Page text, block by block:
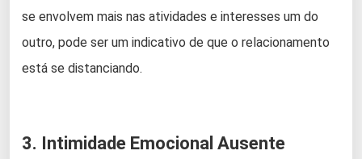
se envolvem mais nas atividades e interesses um do
outro, pode ser um indicativo de que o relacionamento
está se distanciando.
3. Intimidade Emocional Ausente